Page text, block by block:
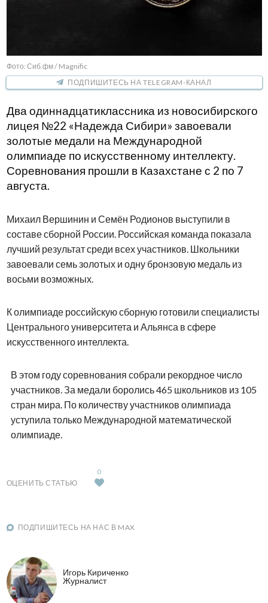
Фото: Сиб.фм / Magnific
ПОДПИШИТЕСЬ НА TELEGRAM-КАНАЛ
Два одиннадцатиклассника из новосибирского
лицея №22 «Надежда Сибири» завоевали
золотые медали на Международной
олимпиаде по искусственному интеллекту.
Соревнования прошли в Казахстане с 2 по 7
августа.
Михаил Вершинин и Семён Родионов выступили в
составе сборной России. Российская команда показала
лучший результат среди всех участников. Школьники
завоевали семь золотых и одну бронзовую медаль из
восьми возможных.
К олимпиаде российскую сборную готовили специалисты
Центрального университета и Альянса в сфере
искусственного интеллекта.
В этом году соревнования собрали рекордное число
участников. За медали боролись 465 школьников из 105
стран мира. По количеству участников олимпиада
уступила только Международной математической
олимпиаде.
ОЦЕНИТЬ СТАТЬЮ
0
ПОДПИШИТЕСЬ НА НАС В MAX
Игорь Кириченко
Журналист